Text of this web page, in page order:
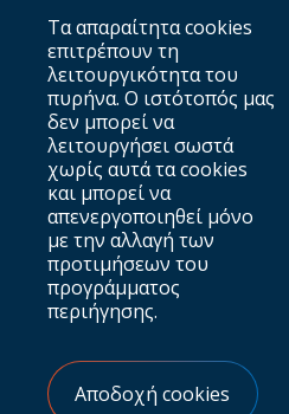
Τα τέσσερα
δημιουργίας ενός
επιτυχημένου
1. Φάση
Στρατηγικής
Σε αυτό το στάδιο
εκτενής ανάλυση
των στόχων του
διαμορφωθεί μια
στρατηγική.
Τα απαραίτητα cookies
επιτρέπουν τη
λειτουργικότητα του
πυρήνα. Ο ιστότοπός μας
δεν μπορεί να
λειτουργήσει σωστά
χωρίς αυτά τα cookies
και μπορεί να
απενεργοποιηθεί μόνο
με την αλλαγή των
προτιμήσεων του
προγράμματος
περιήγησης.
Αποδοχή cookies